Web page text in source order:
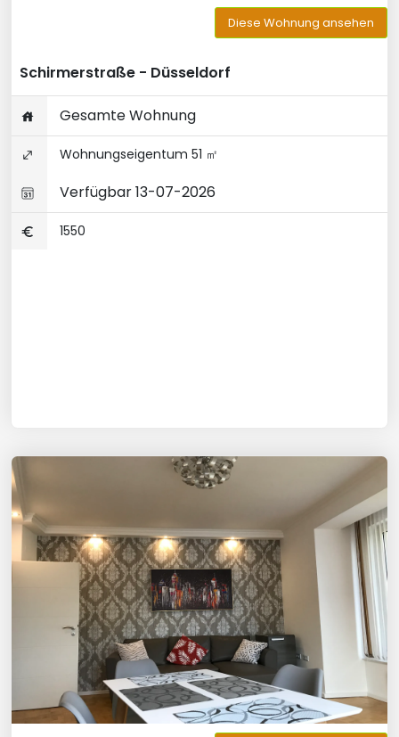
Diese Wohnung ansehen
Schirmerstraße - Düsseldorf
Gesamte Wohnung
Wohnungseigentum 51 ㎡
Verfügbar 13-07-2026
1550